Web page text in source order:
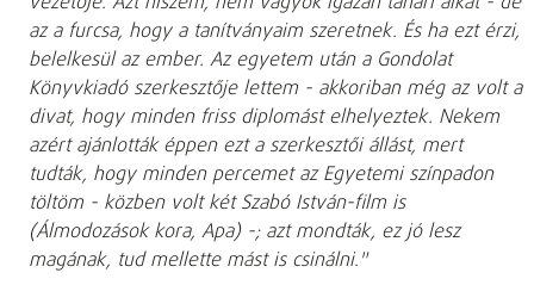
az a furcsa, hogy a tanítványaim szeretnek. És ha ezt érzi,
belelkesül az ember. Az egyetem után a Gondolat
Könyvkiadó szerkesztője lettem - akkoriban még az volt a
divat, hogy minden friss diplomást elhelyeztek. Nekem
azért ajánlották éppen ezt a szerkesztői állást, mert
tudták, hogy minden percemet az Egyetemi színpadon
töltöm - közben volt két Szabó István-film is
(Álmodozások kora, Apa) -; azt mondták, ez jó lesz
magának, tud mellette mást is csinálni."